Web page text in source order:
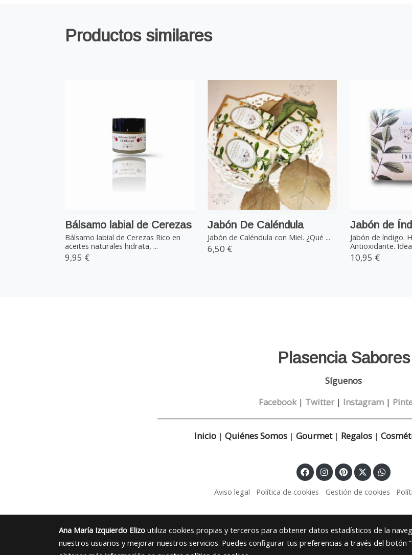
Productos similares
Bálsamo labial de Cerezas
Bálsamo labial de Cerezas Rico en
aceites naturales hidrata, ...
9,95 €
Jabón De Caléndula
Jabón de Caléndula con Miel. ¿Qué ...
6,50 €
Jabón de
Jabón de índigo.
Antioxidante.
10,95 €
Plasencia Sabores
Síguenos
Facebook| Twitter| Instagram |
Inicio| Quiénes Somos| Gourmet | Regalos|
Aviso legal Política de cookies Gestión de cookies
Ana María Izquierdo Elizoutiliza cookies propias y terceros para obtener datos estadísticos de la
nuestros usuarios y mejorar nuestros servicios. Puedes configurar tus preferencias a través del botón